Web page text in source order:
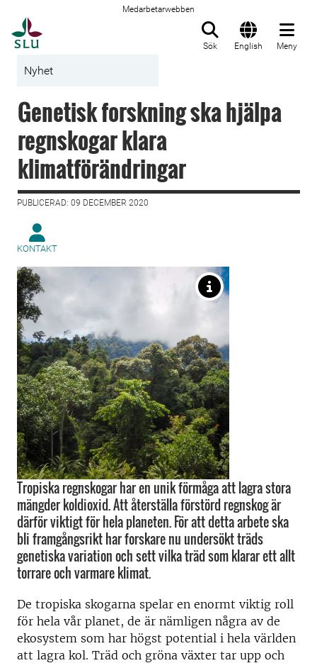
Medarbetarwebben
Sök English Meny
Nyhet
Genetisk forskning ska hjälpa
regnskogar klara
klimatförändringar
PUBLICERAD: 09 DECEMBER 2020
KONTAKT
Tropiska regnskogar har en unik förmåga att lagra stora
mängder koldioxid. Att återställa förstörd regnskog är
därför viktigt för hela planeten. För att detta arbete ska
bli framgångsrikt har forskare nu undersökt träds
genetiska variation och sett vilka träd som klarar ett allt
torrare och varmare klimat.
De tropiska skogarna spelar en enormt viktig roll
för hela vår planet, de är nämligen några av de
ekosystem som har högst potential i hela världen
att lagra kol. Träd och gröna växter tar upp och